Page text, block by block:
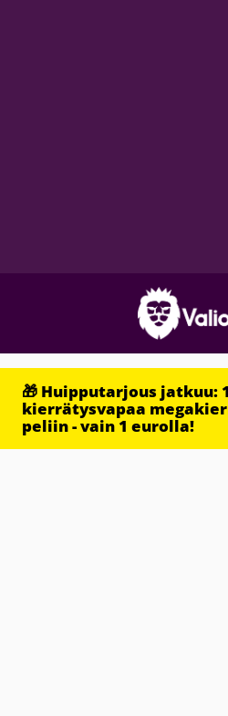
🎁 Huipputarjous jatkuu:
kierrätysvapaa
peliin - vain 1 eurolla!